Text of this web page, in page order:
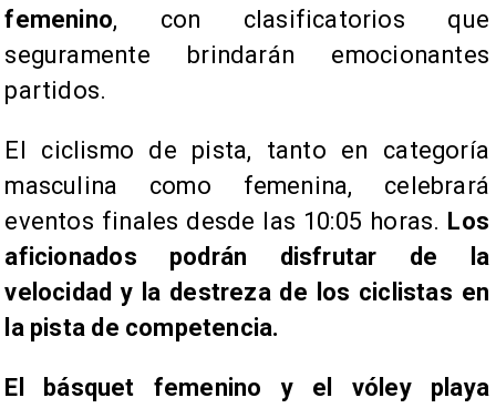
femenino, con clasificatorios que
seguramente brindarán emocionantes
partidos.
El ciclismo de pista, tanto en categoría
masculina como femenina, celebrará
eventos finales desde las 10:05 horas. Los
aficionados podrán disfrutar de la
velocidad y la destreza de los ciclistas en
la pista de competencia.
El básquet femenino y el vóley playa